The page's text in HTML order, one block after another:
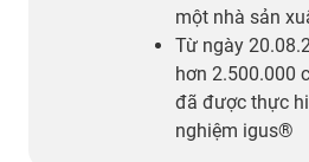
một nhà sản
Từ ngày
hơn 2.500.000
đã được thực
nghiệm igus®